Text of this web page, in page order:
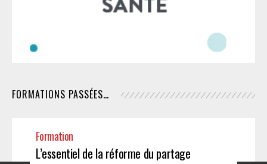
FORMATIONS PASSÉES…
Formation
L’essentiel de la réforme du partage